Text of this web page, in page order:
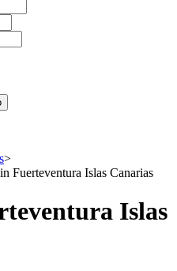
>
Fuerteventura Islas Canarias
Islas